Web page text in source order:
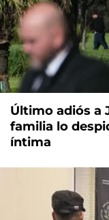
Último adiós a
familia lo
íntima